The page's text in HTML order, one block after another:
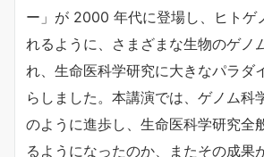
ー」が 2000 年代に登場し、ヒトゲ
れるように、さまざまな生物のゲノ
れ、生命医科学研究に大きなパラダ
らしました。本講演では、ゲノム科
のように進歩し、生命医科学研究全
るようになったのか、またその成果